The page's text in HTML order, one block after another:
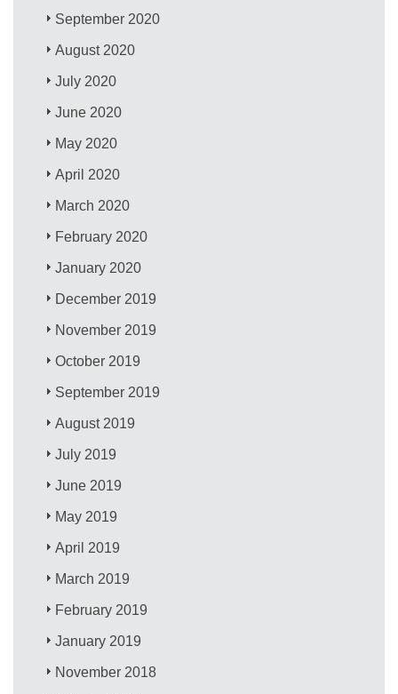
September 2020
August 2020
July 2020
June 2020
May 2020
April 2020
March 2020
February 2020
January 2020
December 2019
November 2019
October 2019
September 2019
August 2019
July 2019
June 2019
May 2019
April 2019
March 2019
February 2019
January 2019
November 2018